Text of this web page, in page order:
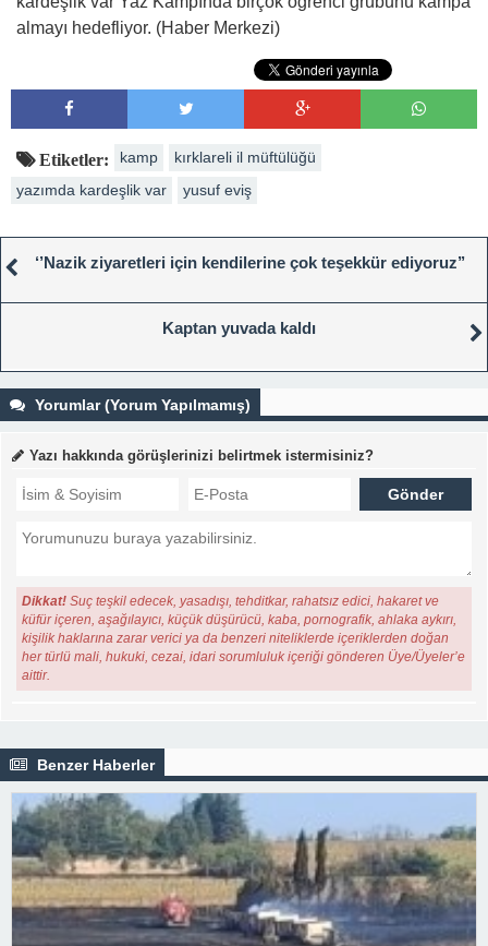
almayı hedefliyor. (Haber Merkezi)
Etiketler: kamp
kırklareli il müftülüğü
yazımda kardeşlik var
yusuf eviş
‘’Nazik ziyaretleri için kendilerine çok teşekkür ediyoruz’’
Kaptan yuvada kaldı
Yorumlar (Yorum Yapılmamış)
Yazı hakkında görüşlerinizi belirtmek istermisiniz?
Dikkat! Suç teşkil edecek, yasadışı, tehditkar, rahatsız edici, hakaret ve
küfür içeren, aşağılayıcı, küçük düşürücü, kaba, pornografik, ahlaka aykırı,
kişilik haklarına zarar verici ya da benzeri niteliklerde içeriklerden doğan
her türlü mali, hukuki, cezai, idari sorumluluk içeriği gönderen Üye/Üyeler’e
aittir.
Benzer Haberler